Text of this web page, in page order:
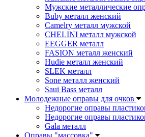
Мужские металлические
Buby металл женский
Camelry металл мужской
CHELINI металл мужской
EEGGER металл
FASION металл женский
Hudie металл женский
SLEK металл
Sone металл женский
Saui Bass металл
Молодежные оправы для очков
Недорогие оправы
Недорогие оправы
Gala металл
Оправы "массовка"